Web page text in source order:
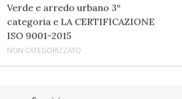
Verde e arredo urbano 3°
categoria e LA CERTIFICAZIONE
ISO 9001-2015
NON CATEGORIZZATO